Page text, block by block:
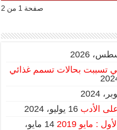
صفحة 1 من 2
تسببت بحالات تسمم غذائي
على الأدب 16 يوليو، 2024
: مايو 2019
14 مايو،